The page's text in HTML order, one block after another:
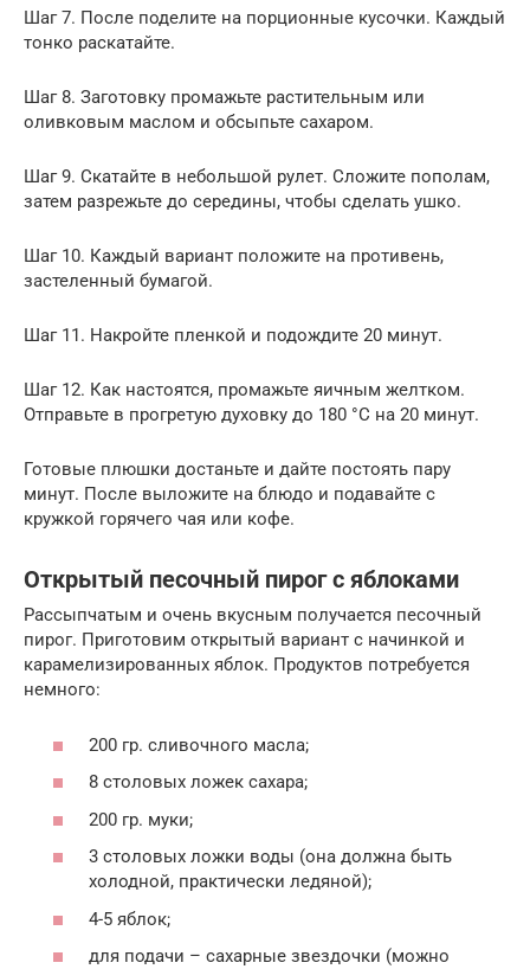
Шаг 7. После поделите на порционные кусочки. Каждый
тонко раскатайте.
Шаг 8. Заготовку промажьте растительным или
оливковым маслом и обсыпьте сахаром.
Шаг 9. Скатайте в небольшой рулет. Сложите пополам,
затем разрежьте до середины, чтобы сделать ушко.
Шаг 10. Каждый вариант положите на противень,
застеленный бумагой.
Шаг 11. Накройте пленкой и подождите 20 минут.
Шаг 12. Как настоятся, промажьте яичным желтком.
Отправьте в прогретую духовку до 180 °C на 20 минут.
Готовые плюшки достаньте и дайте постоять пару
минут. После выложите на блюдо и подавайте с
кружкой горячего чая или кофе.
Открытый песочный пирог с яблоками
Рассыпчатым и очень вкусным получается песочный
пирог. Приготовим открытый вариант с начинкой и
карамелизированных яблок. Продуктов потребуется
немного:
200 гр. сливочного масла;
8 столовых ложек сахара;
200 гр. муки;
3 столовых ложки воды (она должна быть
холодной, практически ледяной);
4-5 яблок;
для подачи – сахарные звездочки (можно